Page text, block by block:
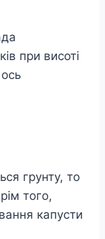
при висоті
грунту, то
того,
капусти